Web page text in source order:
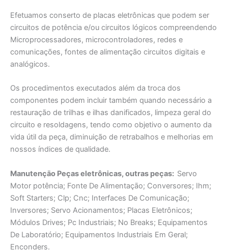
Efetuamos conserto de placas eletrônicas que podem ser
circuitos de potência e/ou circuitos lógicos compreendendo
Microprocessadores, microcontroladores, redes e
comunicações, fontes de alimentação circuitos digitais e
analógicos.
Os procedimentos executados além da troca dos
componentes podem incluir também quando necessário a
restauração de trilhas e ilhas danificados, limpeza geral do
circuito e resoldagens, tendo como objetivo o aumento da
vida útil da peça, diminuição de retrabalhos e melhorias em
nossos índices de qualidade.
Manutençāo Peças eletrônicas, outras peças: Servo
Motor potência; Fonte De Alimentaçāo; Conversores; Ihm;
Soft Starters; Clp; Cnc; Interfaces De Comunicação;
Inversores; Servo Acionamentos; Placas Eletrônicos;
Módulos Drives; Pc Industriais; No Breaks; Equipamentos
De Laboratório; Equipamentos Industriais Em Geral;
Enconders.